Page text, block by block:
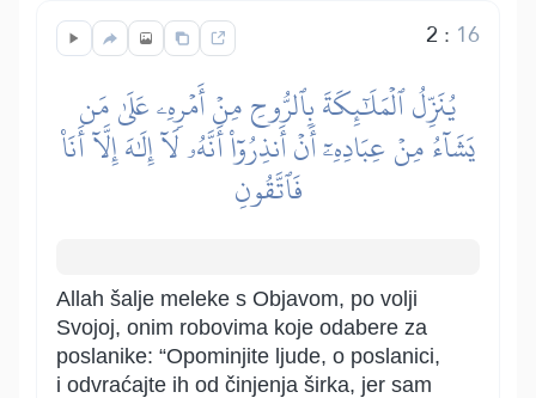
2 : 16
يُنَزِّلُ ٱلۡمَلَٰٓئِكَةَ بِٱلرُّوحِ مِنۡ أَمۡرِهِۦ عَلَىٰ مَن
يَشَآءُ مِنۡ عِبَادِهِۦٓ أَنۡ أَنذِرُوٓاْ أَنَّهُۥ لَآ إِلَٰهَ إِلَّآ أَنَا۠
فَٱتَّقُونِ
Allah šalje meleke s Objavom, po volji
Svojoj, onim robovima koje odabere za
poslanike: “Opominjite ljude, o poslanici,
i odvraćajte ih od činjenja širka, jer sam